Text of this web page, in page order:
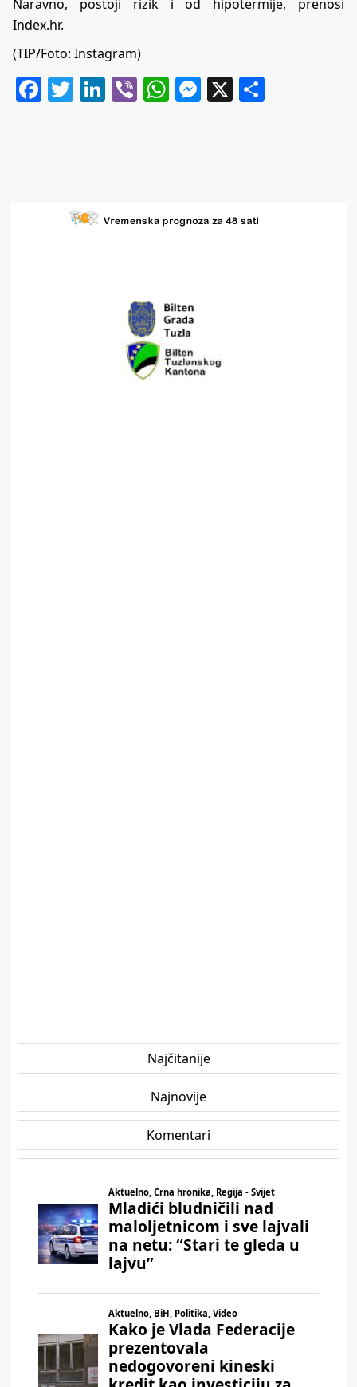
Naravno, postoji rizik i od hipotermije, prenosi
Index.hr.
(TIP/Foto: Instagram)
Facebook
Twitter
LinkedIn
ViberWhatsApp
Messenger
X
Najčitanije
Najnovije
Komentari